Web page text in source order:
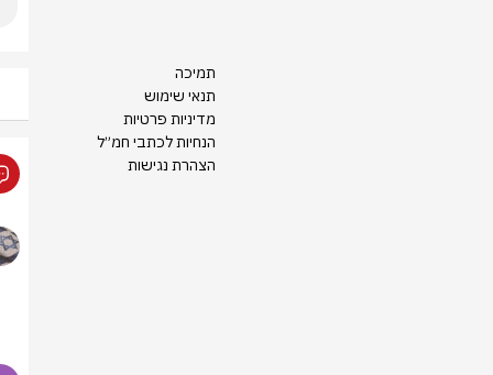
תמיכה
תנאי שימוש
מדיניות פרטיות
הנחיות לכתבי חמ״ל
הצהרת נגישות